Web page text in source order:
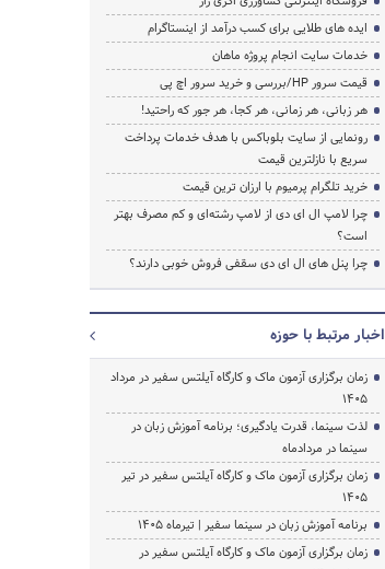
ایده های طلایی برای کسب درآمد از اینستاگرام
خدمات سایت انجام پروژه ماهان
قیمت سرور HP/بررسی و خرید سرور اچ پی
هر زبانی، هر زمانی، هر کجا، هر جور که راحتید!
رونمایی از سایت بلوباکس با هدف خدمات پرداخت
سریع با نازلترین قیمت
خرید تلگرام پرمیوم با ارزان ترین قیمت
چرا لامپ ال ای دی از لامپ رشته‌ای و کم مصرف بهتر
است؟
چرا پنل های ال ای دی سقفی فروش خوبی دارند؟
اخبار مرتبط با حوزه
زمان برگزاری آزمون ماک و کارگاه آیلتس سفیر در مرداد
1405
لذت سینما، قدرت یادگیری؛ برنامه آموزش زبان در
سینما در مردادماه
زمان برگزاری آزمون ماک و کارگاه آیلتس سفیر در تیر
1405
برنامه آموزش زبان در سینما سفیر | تیرماه ۱۴۰۵
زمان برگزاری آزمون ماک و کارگاه آیلتس سفیر در